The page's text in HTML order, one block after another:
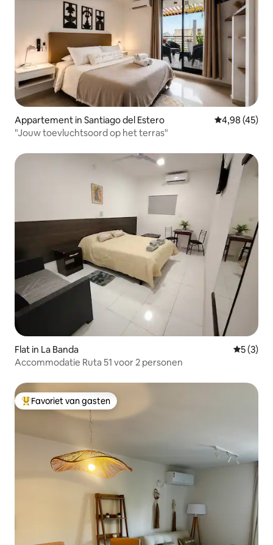
Appartement in Santiago del Estero Gemiddelde
4,98 (45)
"Jouw toevluchtsoord op het terras"
Flat in La Banda
5 (3)
Accommodatie Ruta 51 voor 2 personen
Topfavoriet van gasten
Favoriet van gasten